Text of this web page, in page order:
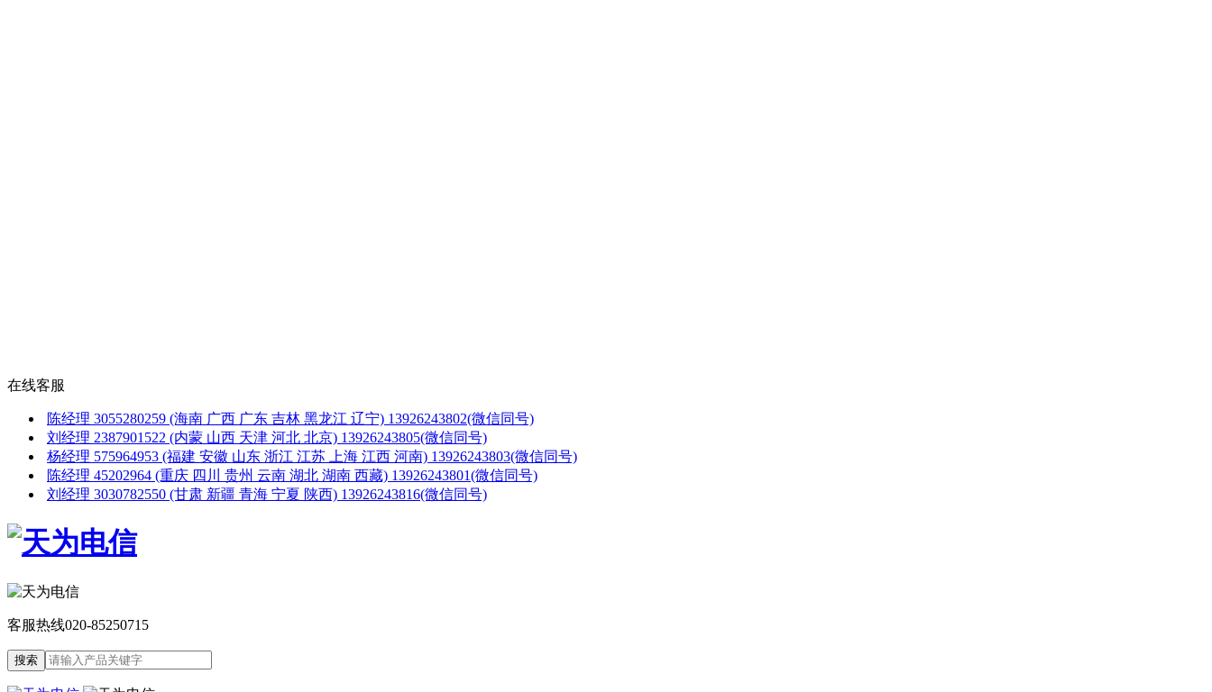
在线客服
陈经理 3055280259 (海南 广西 广东 吉林 黑龙江 辽宁) 13926243802(微信同号)
刘经理 2387901522 (内蒙 山西 天津 河北 北京) 13926243805(微信同号)
杨经理 575964953 (福建 安徽 山东 浙江 江苏 上海 江西 河南) 13926243803(微信同号)
陈经理 45202964 (重庆 四川 贵州 云南 湖北 湖南 西藏) 13926243801(微信同号)
刘经理 3030782550 (甘肃 新疆 青海 宁夏 陕西) 13926243816(微信同号)
客服热线020-85250715